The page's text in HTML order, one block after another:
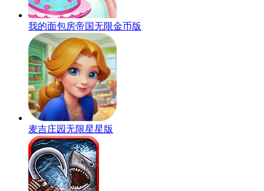
我的面包房帝国无限金币版
麦吉庄园无限星星版